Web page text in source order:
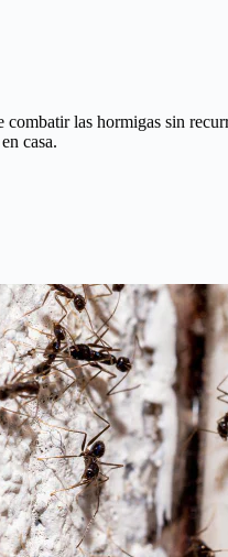
combatir las hormigas sin
casa.